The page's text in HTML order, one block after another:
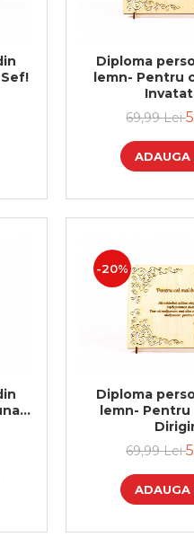
Diploma
lemn- Pentru
69,99 Lei
ADAUGA
-20%
Diploma
lemn- Pentru
69,99 Lei
ADAUGA